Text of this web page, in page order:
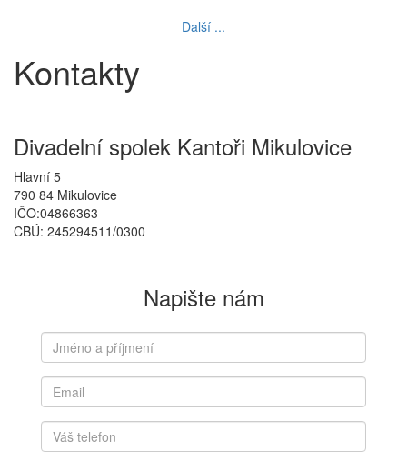
Další ...
Kontakty
Divadelní spolek Kantoři Mikulovice
Hlavní 5
790 84 Mikulovice
IČO:04866363
ČBÚ: 245294511/0300
Napište nám